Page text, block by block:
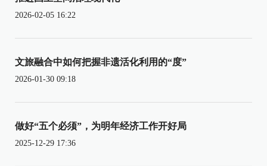
2026-02-05 16:22
文旅融合中如何把握非遗活化利用的“度”
2026-01-30 09:18
做好“五个必须”，为明年经济工作开好局
2025-12-29 17:36